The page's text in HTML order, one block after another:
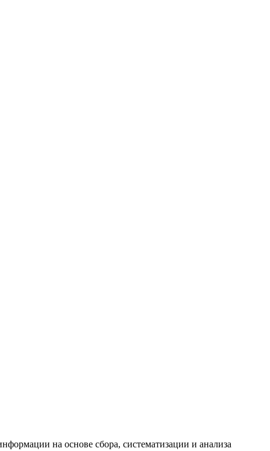
на основе сбора, систематизации и анализа